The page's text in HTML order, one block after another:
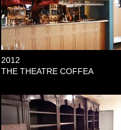
2012
THE THEATRE COFFEA